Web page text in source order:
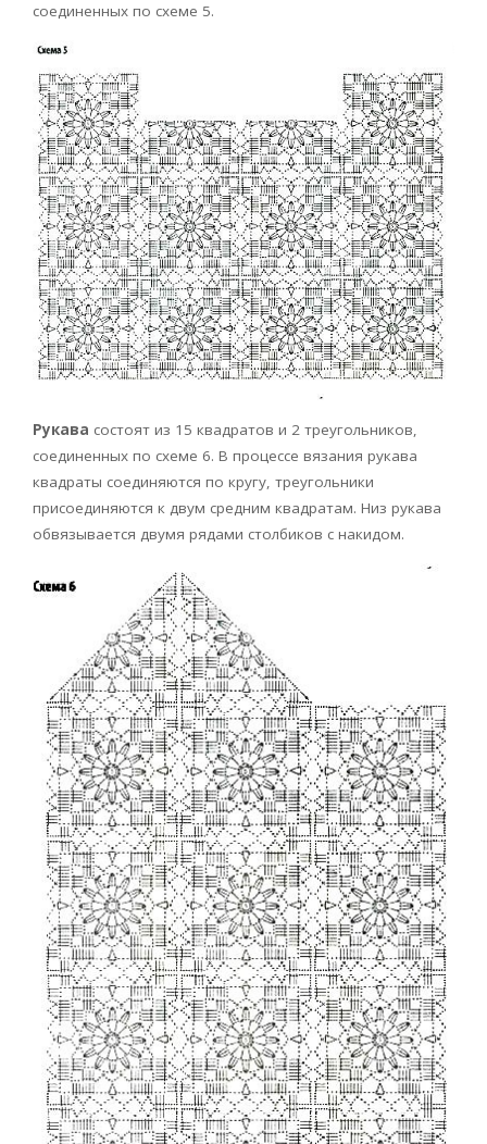
соединенных по схеме 5.
Рукава состоят из 15 квадратов и 2 треугольников,
соединенных по схеме 6. В процессе вязания рукава
квадраты соединяются по кругу, треугольники
присоединяются к двум средним квадратам. Низ рукава
обвязывается двумя рядами столбиков с накидом.